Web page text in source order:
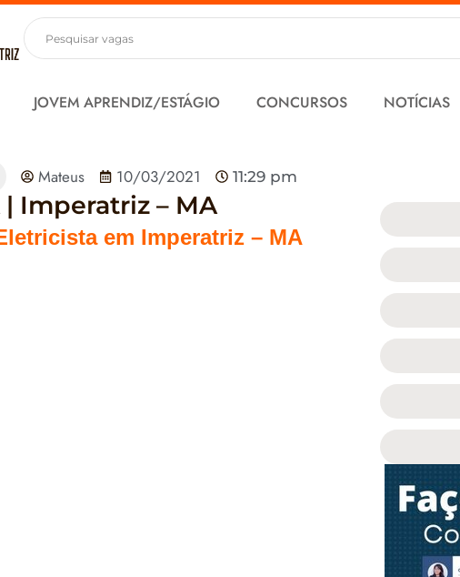
JOVEM APRENDIZ/ESTÁGIO CONCURSOS NOTÍCIAS
Mateus 10/03/2021 11:29 pm
| Imperatriz – MA
em Imperatriz – MA